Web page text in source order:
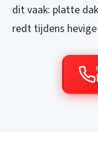
dit vaak: platte
redt tijdens